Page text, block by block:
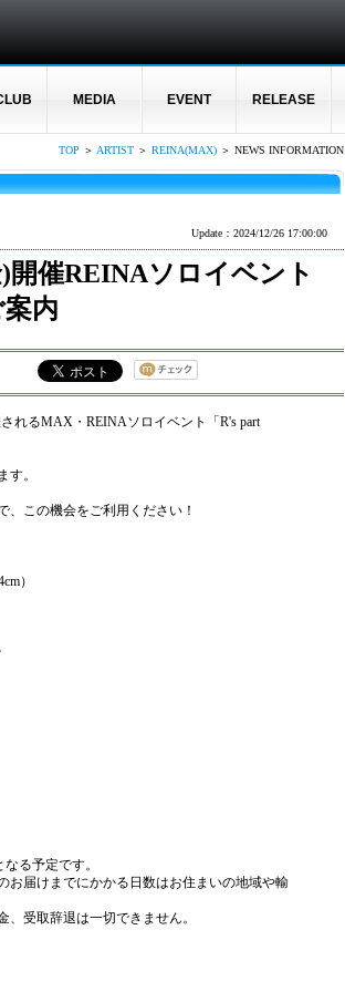
MEDIA EVENT RELEASE
TOP ＞ ARTIST ＞ REINA(MAX) ＞ NEWS INFORMATION
Update：2024/12/26 17:00:00
開催REINAソロイベント
内
れるMAX・REINAソロイベント「R's part
す。
この機会をご利用ください！
）
る予定です。
届けまでにかかる日数はお住まいの地域や輸
受取辞退は一切できません。